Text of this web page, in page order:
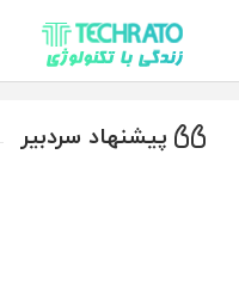
تکراتو – زندگی با
پیشنهاد سردبیر